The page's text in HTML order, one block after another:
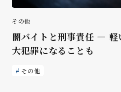
その他
闇バイトと刑事責任 ― 軽
大犯罪になることも
その他